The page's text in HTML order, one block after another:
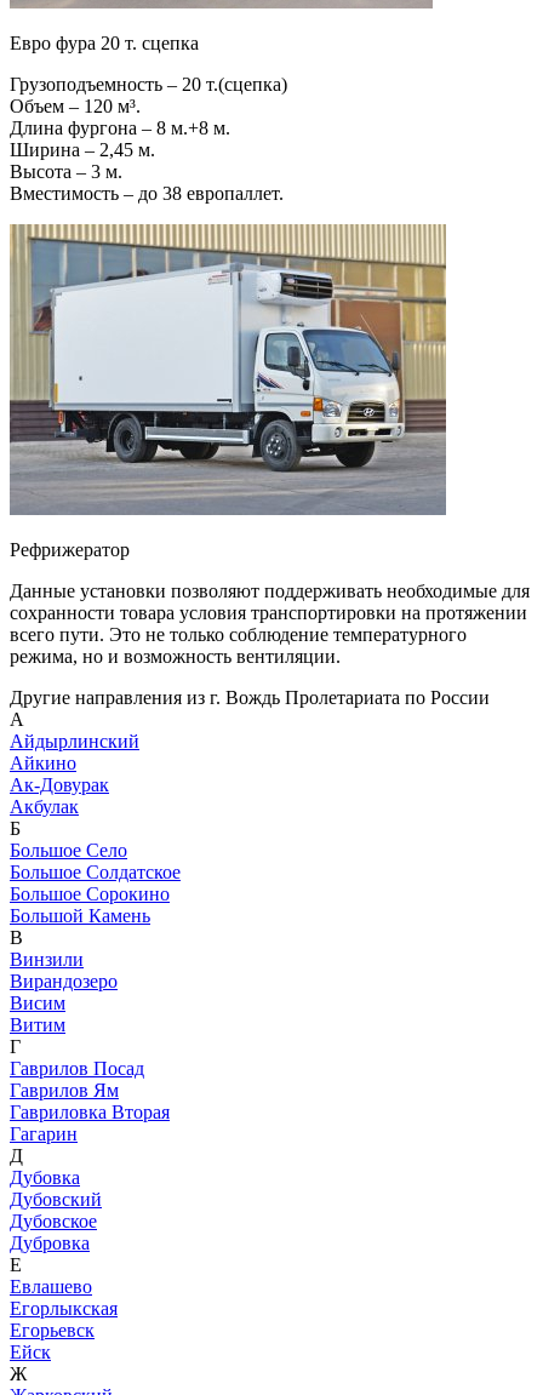
Евро фура 20 т. сцепка
Грузоподъемность – 20 т.(сцепка)
Объем – 120 м³.
Длина фургона – 8 м.+8 м.
Ширина – 2,45 м.
Высота – 3 м.
Вместимость – до 38 европаллет.
Рефрижератор
Данные установки позволяют поддерживать необходимые для
сохранности товара условия транспортировки на протяжении
всего пути. Это не только соблюдение температурного
режима, но и возможность вентиляции.
Другие направления из г. Вождь Пролетариата по России
А
Айдырлинский
Айкино
Ак-Довурак
Акбулак
Б
Большое Село
Большое Солдатское
Большое Сорокино
Большой Камень
В
Винзили
Вирандозеро
Висим
Витим
Г
Гаврилов Посад
Гаврилов Ям
Гавриловка Вторая
Гагарин
Д
Дубовка
Дубовский
Дубовское
Дубровка
Е
Евлашево
Егорлыкская
Егорьевск
Ейск
Ж